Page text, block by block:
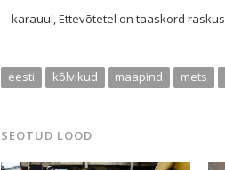
karauul,Ettevõtetel on taaskord
eesti kõlvikud maapind mets
SEOTUD LOOD